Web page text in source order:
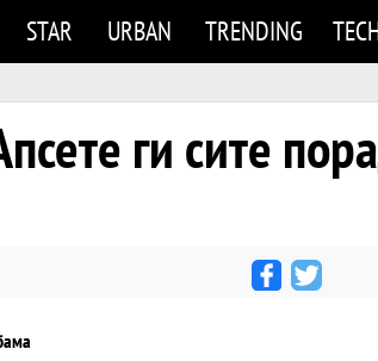
STAR URBAN TRENDING
ги сите